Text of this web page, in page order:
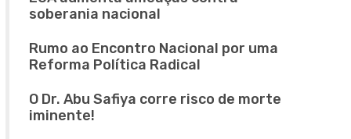
soberania nacional
Rumo ao Encontro Nacional por uma
Reforma Política Radical
O Dr. Abu Safiya corre risco de morte
iminente!